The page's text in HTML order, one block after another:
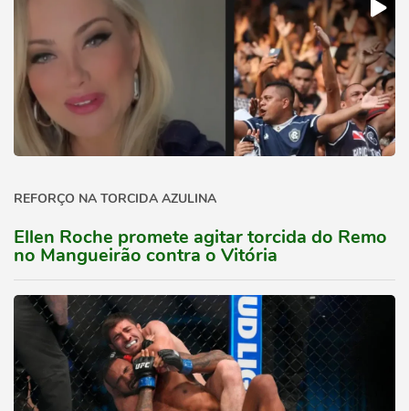
REFORÇO NA TORCIDA AZULINA
Ellen Roche promete agitar torcida do Remo
no Mangueirão contra o Vitória